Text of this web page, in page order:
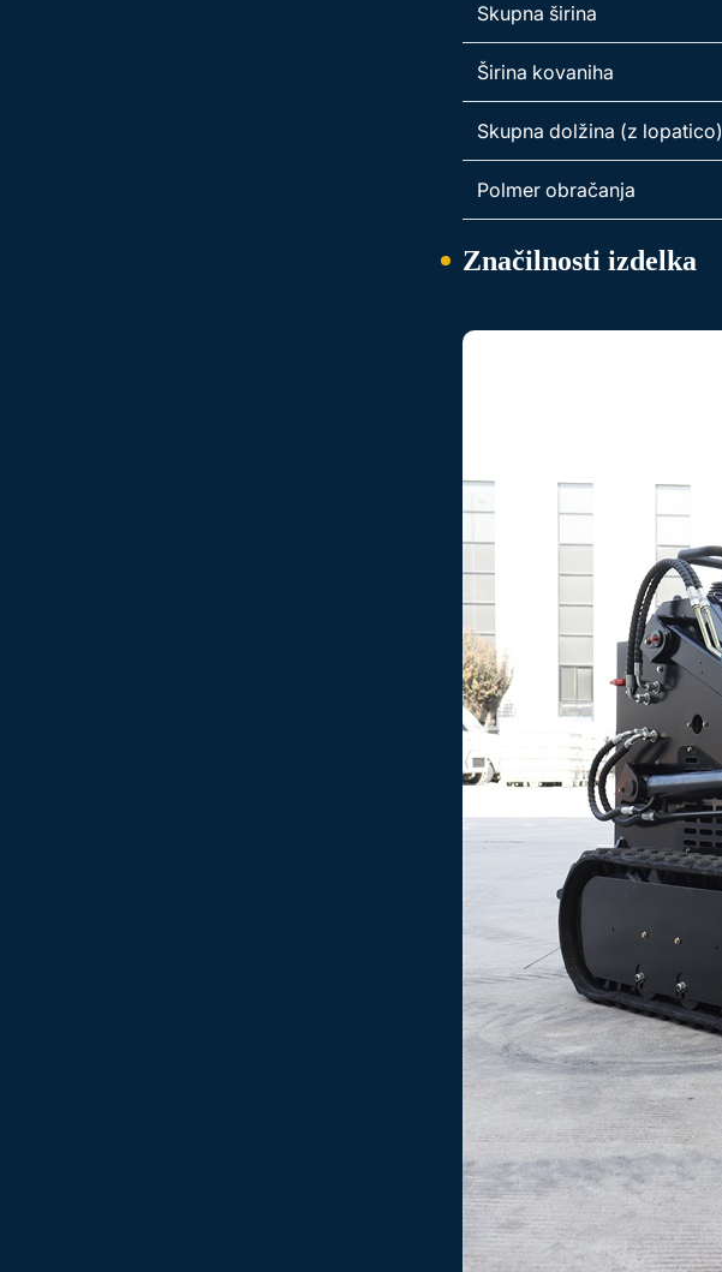
Skupna širina
Širina kovaniha
Skupna dolžina (z lopatico)
Polmer obračanja
Značilnosti izdelka